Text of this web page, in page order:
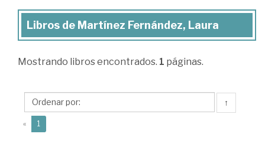
Libros
Martínez
Laura
Libros de Martínez Fernández, Laura
Mostrando libros encontrados. 1 páginas.
↑
« 1